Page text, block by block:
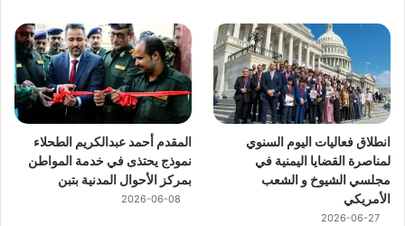
انطلاق فعاليات اليوم السنوي
لمناصرة القضايا اليمنية في
مجلسي الشيوخ و الشعب
الأمريكي
2026-06-27
المقدم أحمد عبدالكريم الطحلاء
نموذج يحتذى في خدمة المواطن
بمركز الأحوال المدنية بتبن
2026-06-08